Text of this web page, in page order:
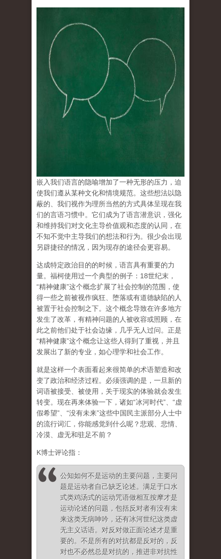
嵌入我们语言的隐喻增加了一种无形的压力，迫
使我们遵从某种文化和情境规范。这些想法以隐
蔽的、我们视作为理所当然的方式具体呈现在我
们的言语习惯中。它们成为了语言潜意识，强化
和维持我们对文化主导价值观和态度的认同，在
不知不觉中主导我们的想法和行为。很少会出现
另辟捷径的情况，因为现存的途径会更容易。
达成特定政治目的的时候，语言具有重要的力
量。福柯使用过一个典型的例子：18世纪末，
“精神健康”这个概念扩展了社会控制的范围，使
得一些之前被视作疯狂、堕落或有道德缺陷的人
被置于社会控制之下。这个概念导致在许多地方
发生了改革，有精神问题的人被收容或照顾，在
此之前他们处于社会边缘，几乎无人过问。正是
“精神健康”这个概念让这些人得到了重视，并且
发展出了新的专业，如心理学和社会工作。
就是这样一个表面看起来很简单的术语塑造和改
变了政治和经济过程。必须强调的是，一旦新的
词语被接受、被使用，关于现实的体验就会发生
转变。现在再来体验一下，诸如“冰河时代”、“虚
假希望”、“没有未来”这些中国民主派部分人士中
的流行词汇，你能感觉到什么呢？悲观、悲情、
冷漠、虚无和驻足不前？
K博士评论指：
公知如何不是运动的主要问题，主要问
题是运动者自己缺乏论述。满足于口水
式类鸡汤式的运动咒语做相互按摩才是
运动论述的问题，包括反对者有没有未
来这类无病呻吟，还有冰河世纪这类虚
无主义话语。对反对做正面论述才是重
要的。不是所有的对抗都是反对的，反
对也不必然总是对抗的，推进非对抗性